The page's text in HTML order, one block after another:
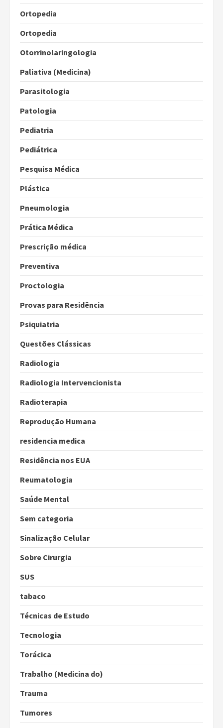
Ortopedia
Ortopedia
Otorrinolaringologia
Paliativa (Medicina)
Parasitologia
Patologia
Pediatria
Pediátrica
Pesquisa Médica
Plástica
Pneumologia
Prática Médica
Prescrição médica
Preventiva
Proctologia
Provas para Residência
Psiquiatria
Questões Clássicas
Radiologia
Radiologia Intervencionista
Radioterapia
Reprodução Humana
residencia medica
Residência nos EUA
Reumatologia
Saúde Mental
Sem categoria
Sinalização Celular
Sobre Cirurgia
SUS
tabaco
Técnicas de Estudo
Tecnologia
Torácica
Trabalho (Medicina do)
Trauma
Tumores